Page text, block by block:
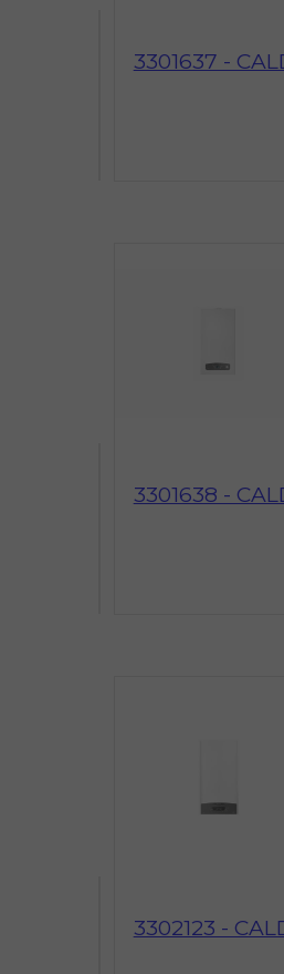
3301637 -
3301638 -
3302123 -